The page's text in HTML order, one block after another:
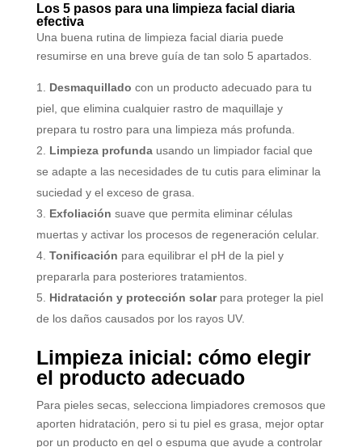
Los 5 pasos para una limpieza facial diaria
efectiva
Una buena rutina de limpieza facial diaria puede
resumirse en una breve guía de tan solo 5 apartados.
Desmaquillado con un producto adecuado para tu
piel, que elimina cualquier rastro de maquillaje y
prepara tu rostro para una limpieza más profunda.
Limpieza profundausando un limpiador facial que
se adapte a las necesidades de tu cutis para eliminar la
suciedad y el exceso de grasa.
Exfoliación suave que permita eliminar células
muertas y activar los procesos de regeneración celular.
Tonificación para equilibrar el pH de la piel y
prepararla para posteriores tratamientos.
Hidratación y protección solarpara proteger la piel
de los daños causados por los rayos UV.
Limpieza inicial: cómo elegir
el producto adecuado
Para pieles secas, selecciona limpiadores cremosos que
aporten hidratación, pero si tu piel es grasa, mejor optar
por un producto en gel o espuma que ayude a controlar